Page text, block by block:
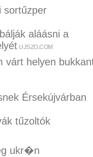
sortűzper
aláásni a
UJSZO.COM
várt helyen
Érsekújvárban
tűzoltók
ukr�n